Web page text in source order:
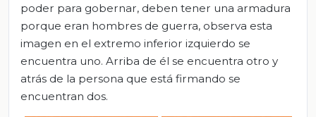
poder para gobernar, deben tener una armadura
porque eran hombres de guerra, observa esta
imagen en el extremo inferior izquierdo se
encuentra uno. Arriba de él se encuentra otro y
atrás de la persona que está firmando se
encuentran dos.